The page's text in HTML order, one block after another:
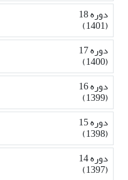
دوره 18
(1401)
دوره 17
(1400)
دوره 16
(1399)
دوره 15
(1398)
دوره 14
(1397)